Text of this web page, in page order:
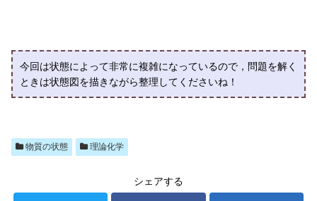
今回は状態によって非常に複雑になっているので，問題を解く
ときは状態図を描きながら整理してくださいね！
物質の状態 理論化学
シェアする